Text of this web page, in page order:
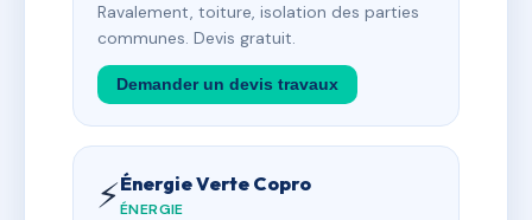
Ravalement, toiture, isolation des parties
communes. Devis gratuit.
Demander un devis travaux
⚡Énergie Verte Copro
ÉNERGIE